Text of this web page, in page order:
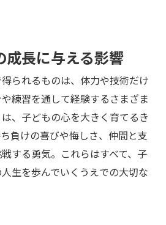
成長に与える影響
られるものは、体力や技術だけ
練習を通して経験するさまざま
、子どもの心を大きく育てるき
負けの喜びや悔しさ、仲間と支
する勇気。これらはすべて、子
生を歩んでいくうえでの大切な